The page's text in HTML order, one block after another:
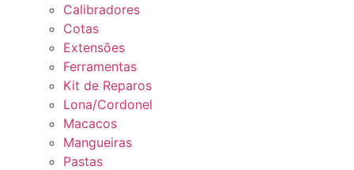
Calibradores
Cotas
Extensões
Ferramentas
Kit de Reparos
Lona/Cordonel
Macacos
Mangueiras
Pastas